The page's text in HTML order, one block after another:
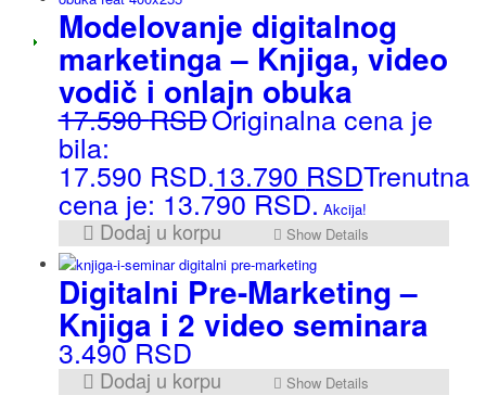
Modelovanje digitalnog
marketinga – Knjiga, video
vodič i onlajn obuka
17.590RSDOriginalna cena je
bila:
17.590 RSD.13.790 RSDTrenutna
cena je: 13.790 RSD. Akcija!
Dodaj u korpu Show Details
Digitalni Pre-Marketing –
Knjiga i 2 video seminara
3.490RSD
Dodaj u korpu Show Details